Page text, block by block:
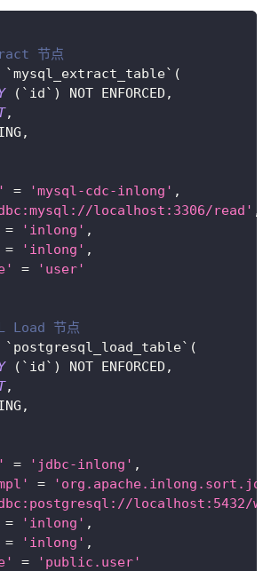
节点
`mysql_extract_table` (
( ` id` ) NOT ENFORCED ,
,
,
= 'mysql-cdc-inlong' ,
localhost:3306/read' ,
= 'inlong' ,
= 'inlong' ,
=
'user'
Load 节点
` postgresql_load_table` (
( ` id` ) NOT ENFORCED ,
,
,
= 'jdbc-inlong' ,
=
localhost:5432/
= 'inlong' ,
= 'inlong' ,
=
'public.user'